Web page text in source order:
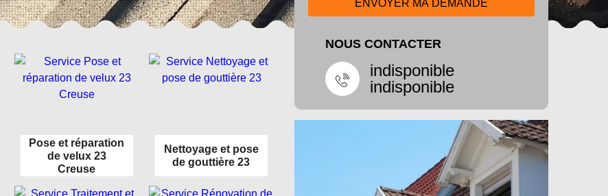
Pose et réparation
de velux 23
Creuse
Nettoyage et pose
de gouttière 23
NOUS CONTACTER
indisponible
indisponible